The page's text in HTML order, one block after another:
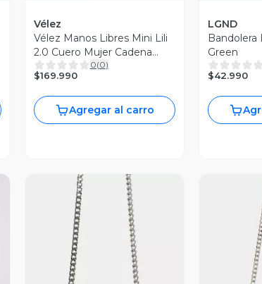
Vélez
Vélez Manos Libres Mini Lili
2.0 Cuero Mujer Cadena
Negro
0(0)
$169.990
Agregar al carro
LGND
Bandolera
Green
$42.990